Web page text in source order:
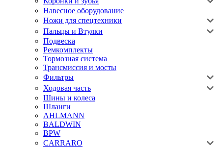
Навесное оборудование
Ножи для спецтехники
Пальцы и Втулки
Подвеска
Ремкомплекты
Тормозная система
Трансмиссия и мосты
Фильтры
Ходовая часть
Шины и колеса
Шланги
AHLMANN
BALDWIN
BPW
CARRARO